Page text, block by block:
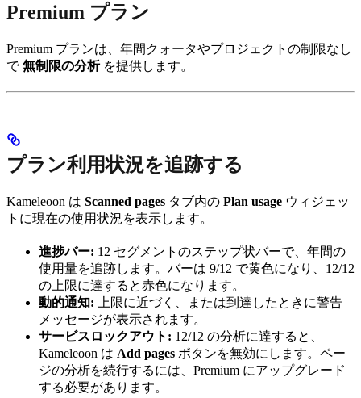
Premium プラン
Premium プランは、年間クォータやプロジェクトの制限なし
で無制限の分析を提供します。
プラン利用状況を追跡する
Kameleoon は Scanned pages タブ内の Plan usage ウィジェッ
トに現在の使用状況を表示します。
進捗バー: 12 セグメントのステップ状バーで、年間の
使用量を追跡します。バーは 9/12 で黄色になり、12/12
の上限に達すると赤色になります。
動的通知: 上限に近づく、または到達したときに警告
メッセージが表示されます。
サービスロックアウト: 12/12 の分析に達すると、
Kameleoon は Add pages ボタンを無効にします。ペー
ジの分析を続行するには、Premium にアップグレード
する必要があります。